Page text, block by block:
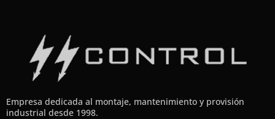
Empresa dedicada al montaje, mantenimiento y provisión
industrial desde 1998.